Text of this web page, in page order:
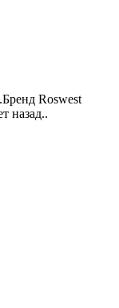
Roswest
назад..